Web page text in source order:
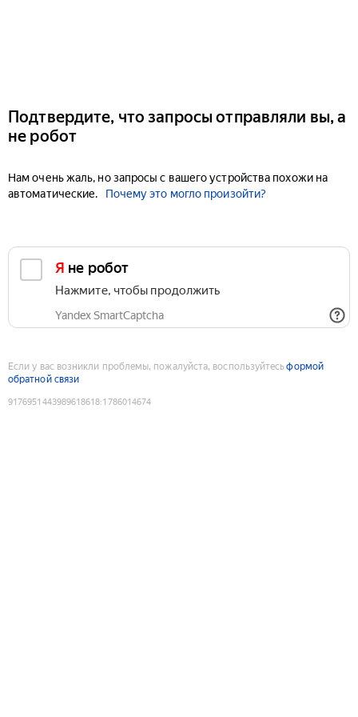
Подтвердите, что запросы отправляли вы, а
не робот
Нам очень жаль, но запросы с вашего устройства похожи на
автоматические.
Почему это могло произойти?
Я не робот
Нажмите, чтобы продолжить
Yandex SmartCaptcha
Если у вас возникли проблемы, пожалуйста, воспользуйтесьформой
обратной связи
9176951443989618618:1786014674